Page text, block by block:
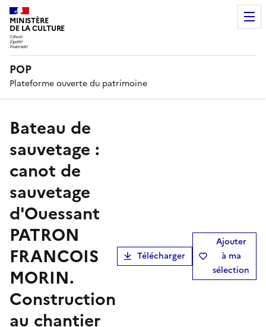
MINISTÈRE
DE LA CULTURE
POP
Plateforme ouverte du patrimoine
bateau de
sauvetage :
canot de
sauvetage
d'Ouessant
PATRON
FRANCOIS
MORIN.
Construction
au chantier
Télécharger
Ajouter
à ma
sélection